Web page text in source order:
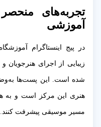
تجربه‌های
آموزشی
در پیج اینستاگرام
زیبایی از اجرای هنرجویان
شده است. این پست‌ها
هنری این مرکز است و به
مسیر موسیقی پیشرفت کنند.